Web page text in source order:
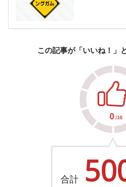
この記事が「いいね！」
合計